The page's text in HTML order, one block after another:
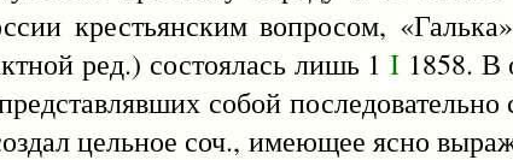
крестьянским вопросом,
ред.) состоялась лишь 1I 1858. В
собой
цельное соч., имеющее ясно